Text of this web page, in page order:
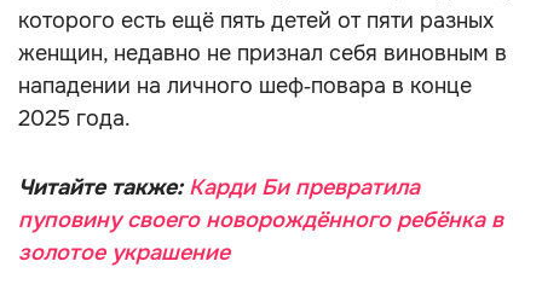
которого есть ещё пять детей от пяти разных
женщин, недавно не признал себя виновным в
нападении на личного шеф‑повара в конце
2025 года.
Читайте также: Карди Би превратила
пуповину своего новорождённого ребёнка в
золотое украшение